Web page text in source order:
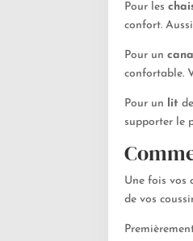
Pour les
confort.
Pour un
confortable.
Pour un lit
supporter le
Une fois vos
de vos